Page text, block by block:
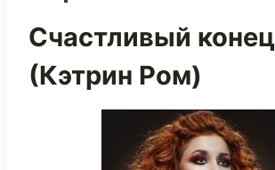
Счастливый конец
(Кэтрин Ром)